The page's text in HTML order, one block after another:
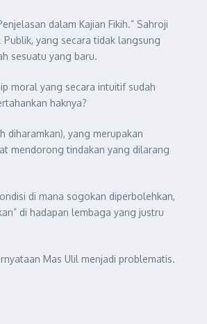
dalam Kajian Fikih.” Sahroji
yang secara tidak langsung
sesuatu yang baru.
moral yang secara intuitif sudah
haknya?
diharamkan), yang merupakan
mendorong tindakan yang dilarang
di mana sogokan diperbolehkan,
di hadapan lembaga yang justru
Mas Ulil menjadi problematis.